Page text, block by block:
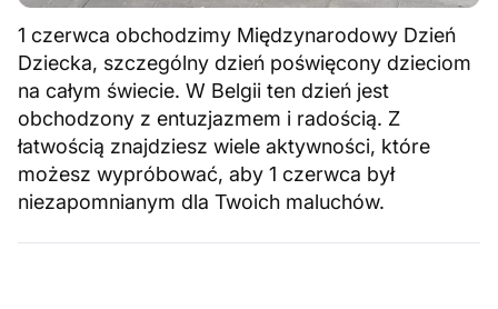
1 czerwca obchodzimy Międzynarodowy Dzień
Dziecka, szczególny dzień poświęcony dzieciom
na całym świecie. W Belgii ten dzień jest
obchodzony z entuzjazmem i radością. Z
łatwością znajdziesz wiele aktywności, które
możesz wypróbować, aby 1 czerwca był
niezapomnianym dla Twoich maluchów.